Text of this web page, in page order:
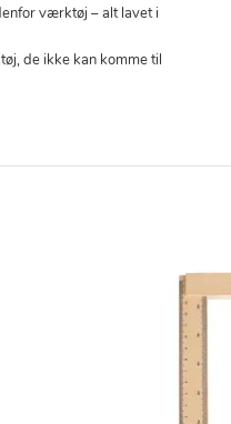
værktøj – alt lavet i
de ikke kan komme til